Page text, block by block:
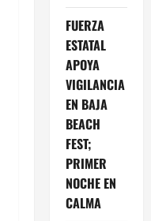
FUERZA
ESTATAL
APOYA
VIGILANCIA
EN BAJA
BEACH
FEST;
PRIMER
NOCHE EN
CALMA